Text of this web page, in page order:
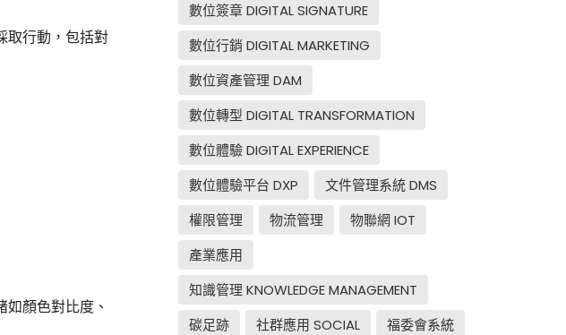
取行動，包括對
顏色對比度、
數位簽章 DIGITAL SIGNATURE
數位行銷 DIGITAL MARKETING
數位資產管理 DAM
數位轉型 DIGITAL TRANSFORMATION
數位體驗 DIGITAL EXPERIENCE
數位體驗平台 DXP
文件管理系統 DMS
權限管理
物流管理
物聯網 IOT
產業應用
知識管理 KNOWLEDGE MANAGEMENT
碳足跡
社群應用 SOCIAL
福委會系統